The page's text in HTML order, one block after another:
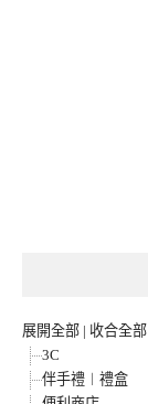
展開全部 | 收合全部
3C
伴手禮︱禮盒